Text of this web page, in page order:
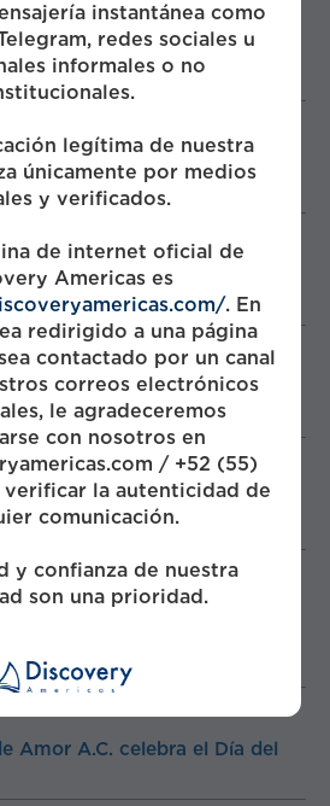
instantánea como
redes sociales u
informales o no
legítima de nuestra
únicamente por medios
y verificados.
de internet oficial de
Americas es
. En
redirigido a una página
contactado por un canal
correos electrónicos
le agradeceremos
con nosotros en
/ +52 (55)
verificar la autenticidad de
comunicación.
y confianza de nuestra
son una prioridad.
de todo LATAM en Amco
/ Traxión, menor
su potencial
combaten rezago
con aulas móviles
esfuerzo para transmitir
Cuna visitan KidZania,
primer año de
educación vial y cultura
pequeños
Amor A.C. celebra el Día del